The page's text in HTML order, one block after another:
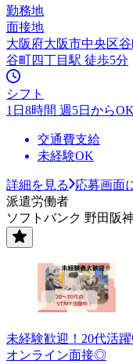
勤務地
面接地
大阪府大阪市中央区
谷町四丁目駅 徒歩5分
シフト
1日8時間 週5日からOK
交通費支給
未経験OK
詳細を見る
応募画面
派遣労働者
ソフトバンク 野田阪神
未経験歓迎！20代活
オンライン面接◎